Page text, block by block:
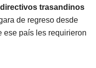
trasandinos
de regreso desde
ese país les requirieron